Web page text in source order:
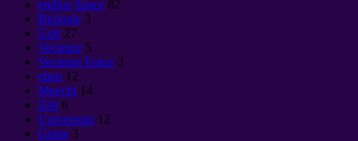
endlos Space 82
Biologie 3
Gott 27
Vecteure 5
Vecteure Force 3
eben 12
Muecht 14
Zäit 6
Universum 12
Genie 3